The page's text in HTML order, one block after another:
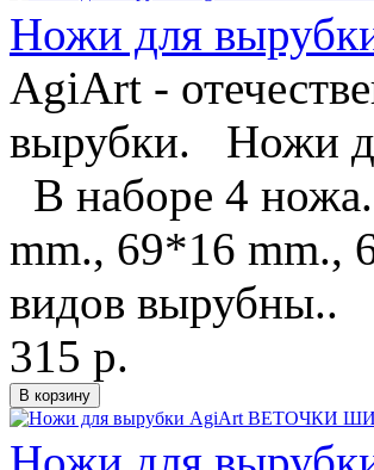
Ножи для
AgiArt -
вырубки. Ножи
В наборе 4
mm., 69*16 mm.,
видов вырубны..
315 р.